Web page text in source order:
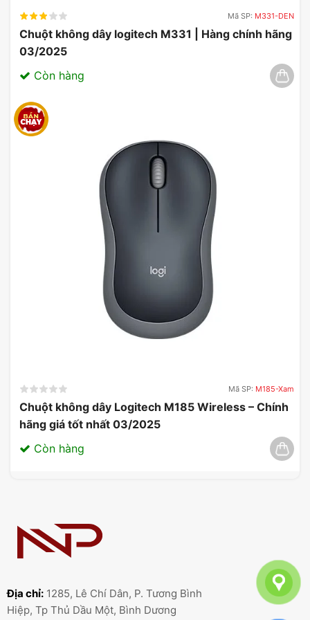
Các nút điều chỉnh âm lượng và nút tắt tiếng micro
được đặt ở vị trí thuận tiện, giúp người dùng dễ
dàng thay đổi cài đặt mà không cần rời mắt khỏi
màn hình. Điều này mang đến sự tiện lợi trong
những trận chiến căng thẳng, nơi mà mỗi giây đều
Một điểm cộng lớn khác là ASUS ROG Delta II
được trang bị công nghệ kết nối không dây
2.4GHz, giúp độ trễ gần như bằng không. Điều này
cực kỳ quan trọng trong các trận đấu cạnh tranh,
nơi mà tốc độ phản hồi và độ chính xác là yếu tố
sống còn để giành chiến thắng.
So sánh ASUS ROG Delta II với các sản
phẩm tai nghe gaming không dây khác
Khi so sánh ASUS ROG Delta II với các sản phẩm
tai nghe gaming không dây khác trên thị trường,
Mã SP: M331-DEN
Chuột không dây logitech M331 | Hàng chính hãng
03/2025
Còn hàng
Mã SP: M185-Xam
Chuột không dây Logitech M185 Wireless – Chính
hãng giá tốt nhất 03/2025
Còn hàng
Địa chỉ: 1285, Lê Chí Dân, P. Tương Bình
Hiệp, Tp Thủ Dầu Một, Bình Dương